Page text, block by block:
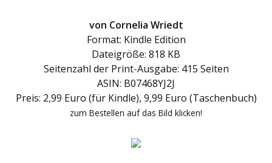
von Cornelia Wriedt
Format: Kindle Edition
Dateigröße: 818 KB
Seitenzahl der Print-Ausgabe: 415 Seiten
ASIN: B07468YJ2J
Preis: 2,99 Euro (für Kindle), 9,99 Euro (Taschenbuch)
zum Bestellen auf das Bild klicken!